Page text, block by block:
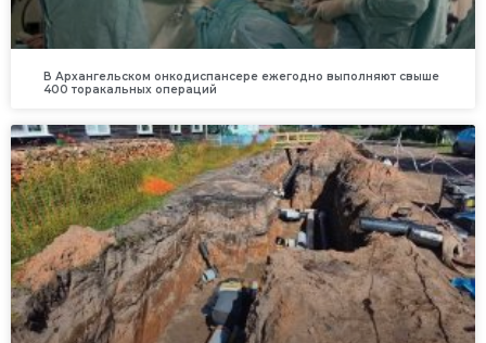
В Архангельском онкодиспансере ежегодно выполняют свыше
400 торакальных операций